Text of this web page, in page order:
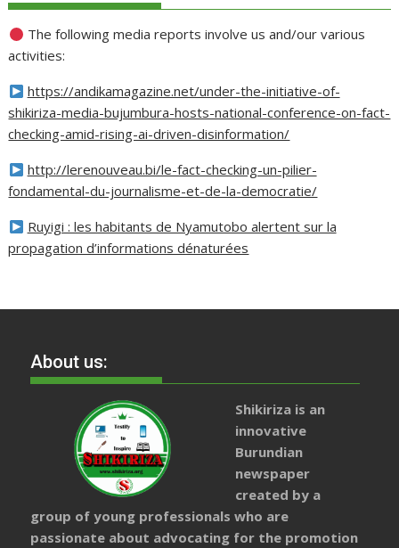
The following media reports involve us and/our various
activities:
https://andikamagazine.net/under-the-initiative-of-
shikiriza-media-bujumbura-hosts-national-conference-on-fact-
checking-amid-rising-ai-driven-disinformation/
http://lerenouveau.bi/le-fact-checking-un-pilier-
fondamental-du-journalisme-et-de-la-democratie/
Ruyigi : les habitants de Nyamutobo alertent sur la
propagation d’informations dénaturées
About us:
Shikiriza is an
innovative
Burundian
newspaper
created by a
group of young professionals who are
passionate about advocating for the promotion